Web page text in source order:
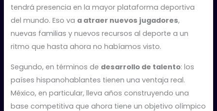
tendrá presencia en la mayor plataforma deportiva
del mundo. Eso va a atraer nuevos jugadores,
nuevas familias y nuevos recursos al deporte a un
ritmo que hasta ahora no habíamos visto.
Segundo, en términos de desarrollo de talento: los
países hispanohablantes tienen una ventaja real.
México, en particular, lleva años construyendo una
base competitiva que ahora tiene un objetivo olímpico